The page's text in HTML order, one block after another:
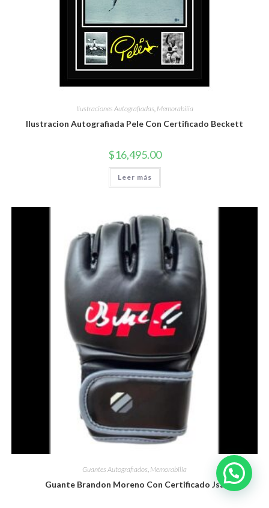
Ilustraciones Autografiadas Memorabilia
Ilustracion Autografiada Pele Con Certificado Beckett
$16,495.00
Leer más
Guantes Autografiados Memorabilia
Guante Brandon Moreno Con Certificado Jsa